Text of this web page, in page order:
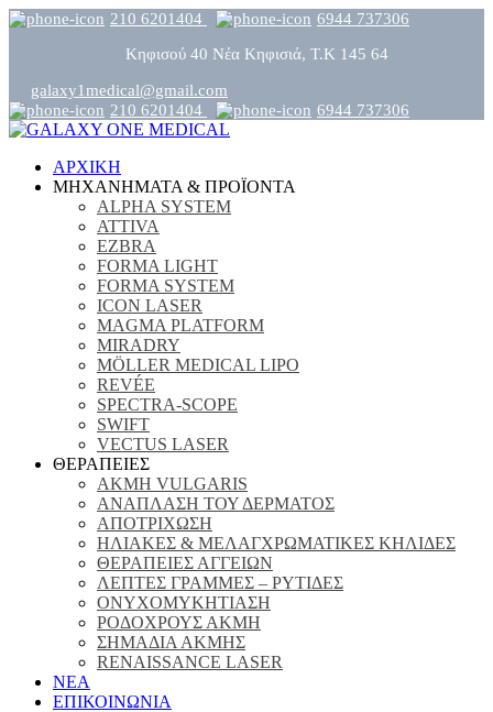
210 6201404
6944 737306
Κηφισού 40 Νέα Κηφισιά, Τ.Κ 145 64
galaxy1medical@gmail.com
210 6201404
6944 737306
ΑΡΧΙΚΗ
ΜΗΧΑΝΗΜΑΤΑ & ΠΡΟΪΟΝΤΑ
ALPHA SYSTEM
ATTIVA
EZBRA
FORMA LIGHT
FORMA SYSTEM
ICON LASER
MAGMA PLATFORM
MIRADRY
MÖLLER MEDICAL LIPO
REVÉE
SPECTRA-SCOPE
SWIFT
VECTUS LASER
ΘΕΡΑΠΕΙΕΣ
ΑΚΜΗ VULGARIS
ΑΝΑΠΛΑΣΗ ΤΟΥ ΔΕΡΜΑΤΟΣ
ΑΠΟΤΡΙΧΩΣΗ
ΗΛΙΑΚΕΣ & ΜΕΛΑΓΧΡΩΜΑΤΙΚΕΣ ΚΗΛΙΔΕΣ
ΘΕΡΑΠΕΙΕΣ ΑΓΓΕΙΩΝ
ΛΕΠΤΕΣ ΓΡΑΜΜΕΣ – ΡΥΤΙΔΕΣ
ΟΝΥΧΟΜΥΚΗΤΙΑΣΗ
ΡΟΔΟΧΡΟΥΣ ΑΚΜΗ
ΣΗΜΑΔΙΑ ΑΚΜΗΣ
RENAISSANCE LASER
ΝΕΑ
ΕΠΙΚΟΙΝΩΝΙΑ